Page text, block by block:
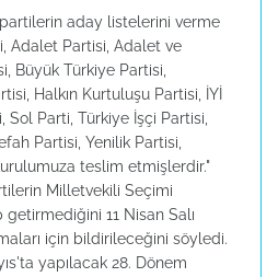
aday listelerini verme
Adalet Partisi, Adalet ve
Büyük Türkiye Partisi,
Halkın Kurtuluşu Partisi, İYİ
Parti, Türkiye İşçi Partisi,
Partisi, Yenilik Partisi,
teslim etmişlerdir."
Milletvekili Seçimi
11 Nisan Salı
için bildirileceğini söyledi.
yapılacak 28. Dönem